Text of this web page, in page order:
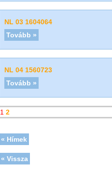
NL 03 1604064
Tovább »
NL 04 1560723
Tovább »
1 2
« Hímek
« Vissza